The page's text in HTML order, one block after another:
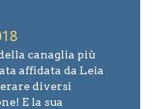
canaglia più
affidata da Leia
diversi
E la sua